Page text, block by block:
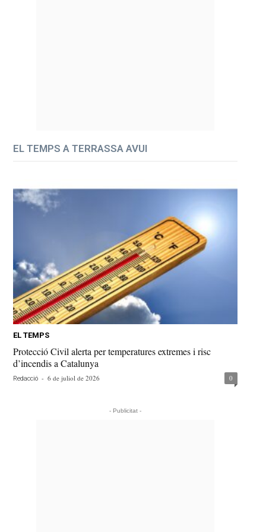
EL TEMPS A TERRASSA AVUI
EL TEMPS
Protecció Civil alerta per temperatures extremes i risc
d’incendis a Catalunya
Redacció - 6 de juliol de 2026 0
- Publicitat -